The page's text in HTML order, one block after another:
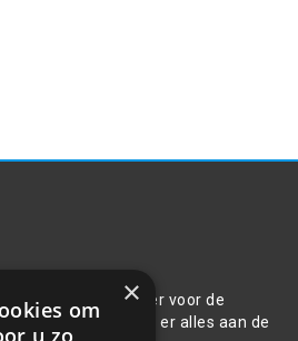
uw partner voor de
Wij doen er alles aan de
×
om
u zo